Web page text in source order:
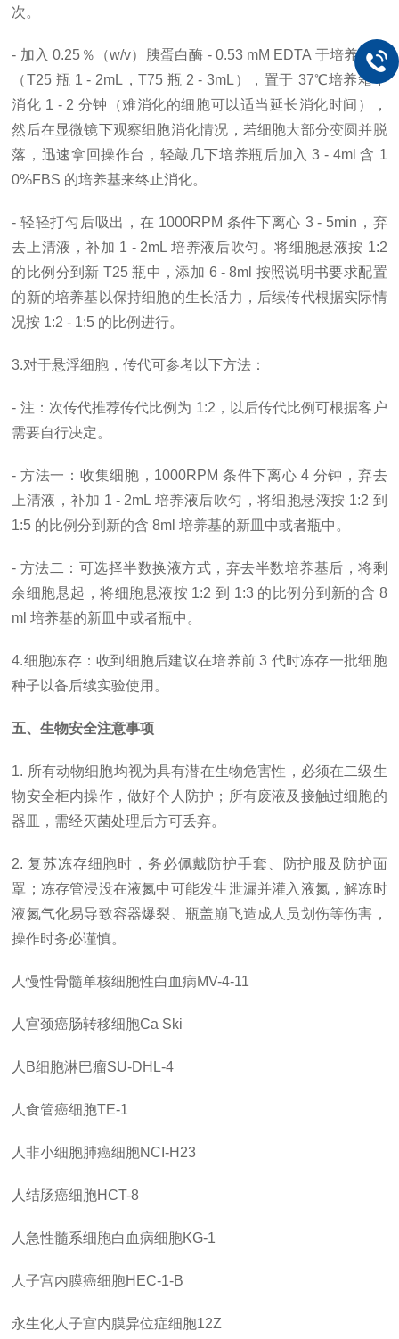
次。
- 加入 0.25％（w/v）胰蛋白酶 - 0.53 mM EDTA 于培养瓶中
（T25 瓶 1 - 2mL，T75 瓶 2 - 3mL），置于 37℃培养箱中
消化 1 - 2 分钟（难消化的细胞可以适当延长消化时间），
然后在显微镜下观察细胞消化情况，若细胞大部分变圆并脱
落，迅速拿回操作台，轻敲几下培养瓶后加入 3 - 4ml 含 1
0%FBS 的培养基来终止消化。
- 轻轻打匀后吸出，在 1000RPM 条件下离心 3 - 5min，弃
去上清液，补加 1 - 2mL 培养液后吹匀。将细胞悬液按 1:2
的比例分到新 T25 瓶中，添加 6 - 8ml 按照说明书要求配置
的新的培养基以保持细胞的生长活力，后续传代根据实际情
况按 1:2 - 1:5 的比例进行。
3.对于悬浮细胞，传代可参考以下方法：
- 注：次传代推荐传代比例为 1:2，以后传代比例可根据客户
需要自行决定。
- 方法一：收集细胞，1000RPM 条件下离心 4 分钟，弃去
上清液，补加 1 - 2mL 培养液后吹匀，将细胞悬液按 1:2 到
1:5 的比例分到新的含 8ml 培养基的新皿中或者瓶中。
- 方法二：可选择半数换液方式，弃去半数培养基后，将剩
余细胞悬起，将细胞悬液按 1:2 到 1:3 的比例分到新的含 8
ml 培养基的新皿中或者瓶中。
4.细胞冻存：收到细胞后建议在培养前 3 代时冻存一批细胞
种子以备后续实验使用。
五、生物安全注意事项
1. 所有动物细胞均视为具有潜在生物危害性，必须在二级生
物安全柜内操作，做好个人防护；所有废液及接触过细胞的
器皿，需经灭菌处理后方可丢弃。
2. 复苏冻存细胞时，务必佩戴防护手套、防护服及防护面
罩；冻存管浸没在液氮中可能发生泄漏并灌入液氮，解冻时
液氮气化易导致容器爆裂、瓶盖崩飞造成人员划伤等伤害，
操作时务必谨慎。
人慢性骨髓单核细胞性白血病MV-4-11
人宫颈癌肠转移细胞Ca Ski
人 B细胞淋巴瘤SU-DHL-4
人食管癌细胞TE-1
人非小细胞肺癌细胞NCI-H23
人结肠癌细胞HCT-8
人急性髓系细胞白血病细胞KG-1
人子宫内膜癌细胞HEC-1-B
永生化人子宫内膜异位症细胞12Z